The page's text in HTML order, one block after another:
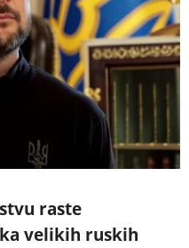
raste
velikih ruskih